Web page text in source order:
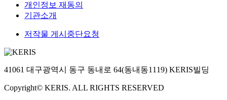
개인정보 재동의
기관소개
저작물 게시중단요청
41061 대구광역시 동구 동내로 64(동내동1119) KERIS빌딩
Copyright© KERIS. ALL RIGHTS RESERVED